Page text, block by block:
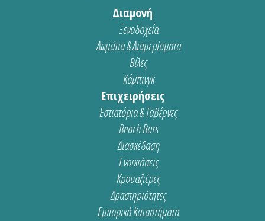
Διαμονή
Ξενοδοχεία
Δωμάτια & Διαμερίσματα
Βίλες
Κάμπινγκ
Επιχειρήσεις
Εστιατόρια & Ταβέρνες
Beach Bars
Διασκέδαση
Ενοικιάσεις
Κρουαζιέρες
Δραστηριότητες
Εμπορικά Καταστήματα